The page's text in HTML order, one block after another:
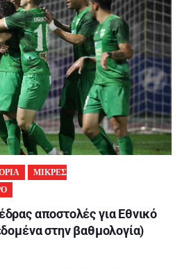
ΜΙΚΡΕΣ
αποστολές για Εθνικό
στην βαθμολογία)